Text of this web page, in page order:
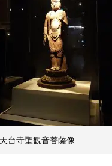
天台寺聖観音菩薩像